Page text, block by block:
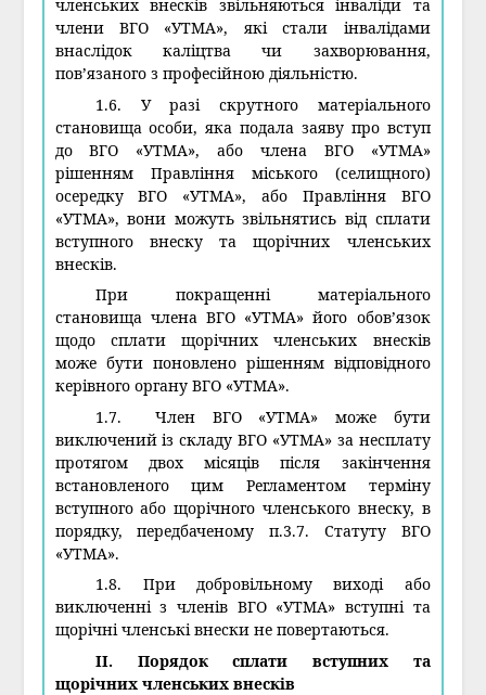
членських внесків звільняються інваліди та
члени ВГО «УТМА», які стали інвалідами
внаслідок каліцтва чи захворювання,
пов’язаного з професійною діяльністю.
1.6. У разі скрутного матеріального
становища особи, яка подала заяву про вступ
до ВГО «УТМА», або члена ВГО «УТМА»
рішенням Правління міського (селищного)
осередку ВГО «УТМА», або Правління ВГО
«УТМА», вони можуть звільнятись від сплати
вступного внеску та щорічних членських
внесків.
При покращенні матеріального
становища члена ВГО «УТМА» його обов’язок
щодо сплати щорічних членських внесків
може бути поновлено рішенням відповідного
керівного органу ВГО «УТМА».
1.7. Член ВГО «УТМА» може бути
виключений із складу ВГО «УТМА» за несплату
протягом двох місяців після закінчення
встановленого цим Регламентом терміну
вступного або щорічного членського внеску, в
порядку, передбаченому п.3.7. Статуту ВГО
«УТМА».
1.8. При добровільному виході або
виключенні з членів ВГО «УТМА» вступні та
щорічні членські внески не повертаються.
II. Порядок сплати вступних та
щорічних членських внесків